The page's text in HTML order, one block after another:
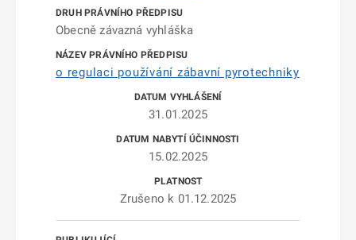
Obecně závazná vyhláška
o regulaci používání zábavní pyrotechniky
31.01.2025
15.02.2025
Zrušeno k 01.12.2025